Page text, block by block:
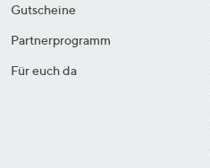
Gutscheine
Partnerprogramm
Für euch da